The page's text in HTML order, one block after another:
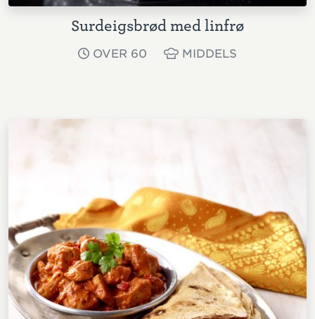
Surdeigsbrød med linfrø
OVER 60 MIDDELS